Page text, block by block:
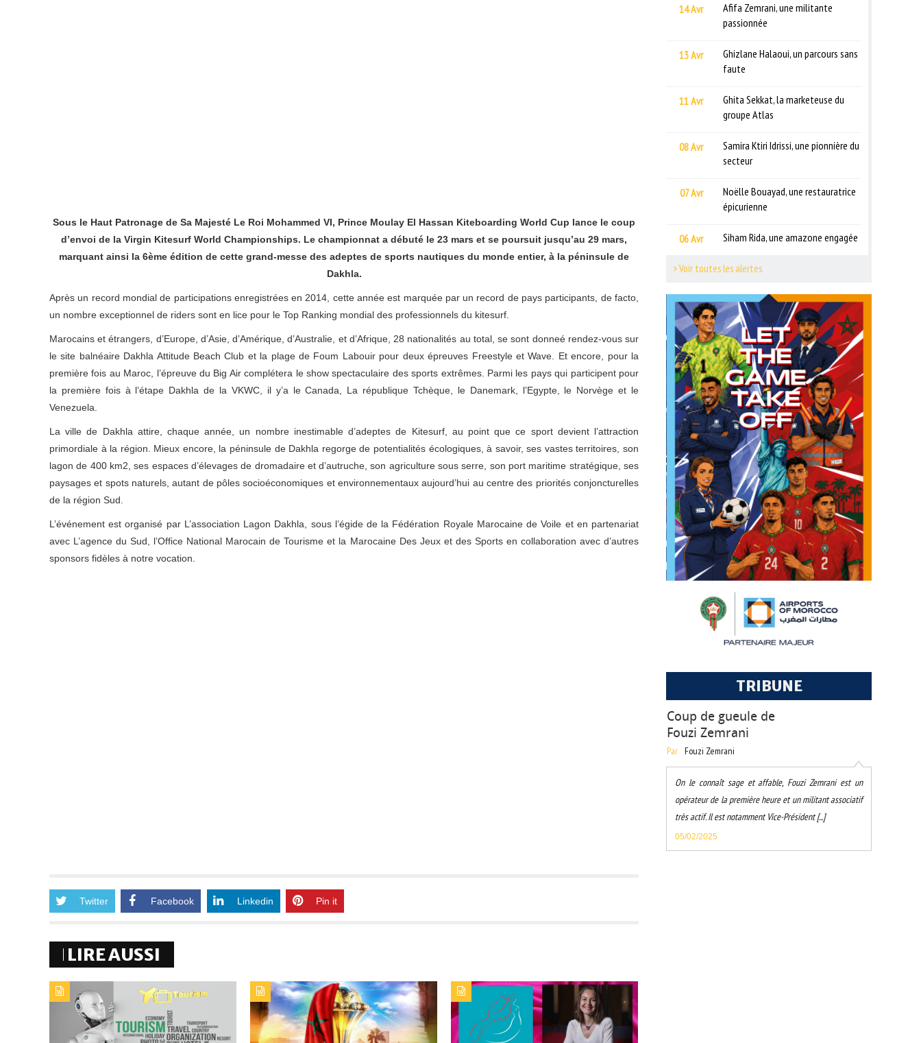
Sous le Haut Patronage de Sa Majesté Le Roi Mohammed VI, Prince Moulay El Hassan Kiteboarding World Cup lance le coup
d’envoi de la Virgin Kitesurf World Championships. Le championnat a débuté le 23 mars et se poursuit jusqu’au 29 mars,
marquant ainsi la 6ème édition de cette grand-messe des adeptes de sports nautiques du monde entier, à la péninsule de
Dakhla.
Après un record mondial de participations enregistrées en 2014, cette année est marquée par un record de pays participants, de facto,
un nombre exceptionnel de riders sont en lice pour le Top Ranking mondial des professionnels du kitesurf.
Marocains et étrangers, d’Europe, d’Asie, d’Amérique, d’Australie, et d’Afrique, 28 nationalités au total, se sont donneé rendez-vous sur
le site balnéaire Dakhla Attitude Beach Club et la plage de Foum Labouir pour deux épreuves Freestyle et Wave. Et encore, pour la
première fois au Maroc, l’épreuve du Big Air complétera le show spectaculaire des sports extrêmes. Parmi les pays qui participent pour
la première fois à l’étape Dakhla de la VKWC, il y’a le Canada, La république Tchèque, le Danemark, l’Egypte, le Norvège et le
Venezuela.
La ville de Dakhla attire, chaque année, un nombre inestimable d’adeptes de Kitesurf, au point que ce sport devient l’attraction
primordiale à la région. Mieux encore, la péninsule de Dakhla regorge de potentialités écologiques, à savoir, ses vastes territoires, son
lagon de 400 km2, ses espaces d’élevages de dromadaire et d’autruche, son agriculture sous serre, son port maritime stratégique, ses
paysages et spots naturels, autant de pôles socioéconomiques et environnementaux aujourd’hui au centre des priorités conjoncturelles
de la région Sud.
L’événement est organisé par L’association Lagon Dakhla, sous l’égide de la Fédération Royale Marocaine de Voile et en partenariat
avec L’agence du Sud, l’Office National Marocain de Tourisme et la Marocaine Des Jeux et des Sports en collaboration avec d’autres
sponsors fidèles à notre vocation.
Twitter Facebook Linkedin Pin it
LIRE AUSSI
TYPE DE PUBLICATION : ALERTES_INFOSTITRE :
IA : LE NOUVEAU COMPAGNON DU SECTEUR
DU TOURISME
TYPE DE PUBLICATION : ALERTES_INFOSTITRE :
LA CAN 2025 METTRA SUR ORBITE LA
DESTINATION TOURISTIQUE MAROC
TYPE DE PUBLICATION : ALERTES_INFOSTITRE :
ALICE RAHOU, UNE CARRIÈRE EN CRESCENDO.
14 Avr
Afifa Zemrani, une militante
passionnée
13 Avr
Ghizlane Halaoui, un parcours sans
faute
11 Avr
Ghita Sekkat, la marketeuse du
groupe Atlas
08 Avr
Samira Ktiri Idrissi, une pionnière du
secteur
07 Avr
Noëlle Bouayad, une restauratrice
épicurienne
06 Avr Siham Rida, une amazone engagée
> Voir toutes les alertes
TRIBUNE
Coup de gueule de
Fouzi Zemrani
Par Fouzi Zemrani
On le connaît sage et affable, Fouzi Zemrani est un
opérateur de la première heure et un militant associatif
très actif. Il est notamment Vice-Président [...]
05/02/2025